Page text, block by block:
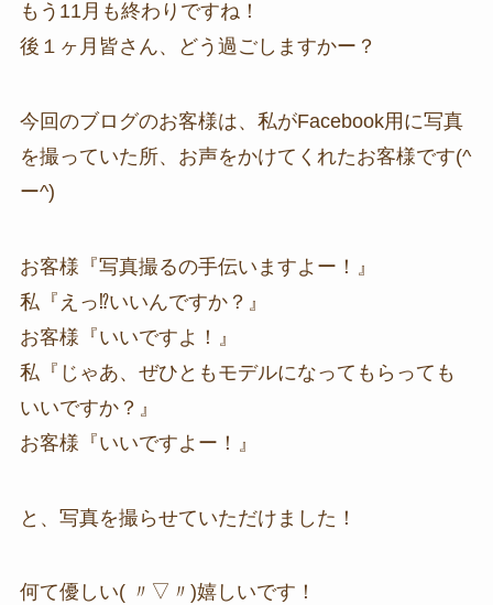
もう11月も終わりですね！
後１ヶ月皆さん、どう過ごしますかー？
今回のブログのお客様は、私がFacebook用に写真
を撮っていた所、お声をかけてくれたお客様です(^
ー^)
お客様『写真撮るの手伝いますよー！』
私『えっ⁉いいんですか？』
お客様『いいですよ！』
私『じゃあ、ぜひともモデルになってもらっても
いいですか？』
お客様『いいですよー！』
と、写真を撮らせていただけました！
何て優しい( 〃▽〃)嬉しいです！